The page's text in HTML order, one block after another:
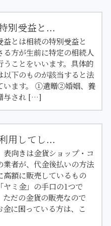
別受益と...
とは相続の特別受益と
る方が生前に特定の相続人
うことをいいます。具体的
以下のものが該当すると法
います。 ①遺贈②婚姻、養
与され […]
用してし...
表向きは金貨ショップ・コ
業者が、代金後払いの方法
高額に販売しているもの
ヤミ金」の手口の1つで
ただの金貨の販売なので
金に困っている方は、こ